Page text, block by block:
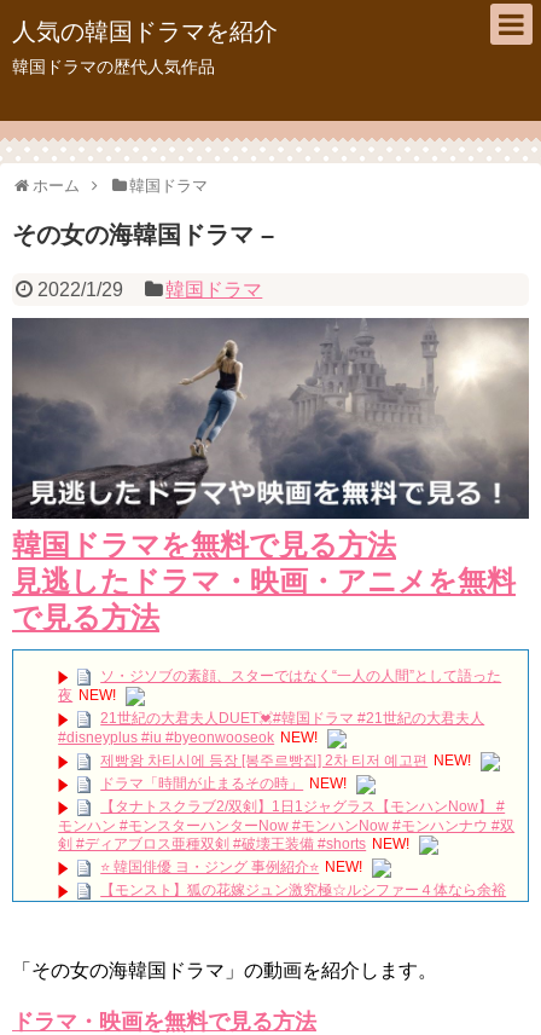
人気の韓国ドラマを紹介
韓国ドラマの歴代人気作品
ホーム 韓国ドラマ
その女の海韓国ドラマ –
2022/1/29 韓国ドラマ
韓国ドラマを無料で見る方法
見逃したドラマ・映画・アニメを無料
で見る方法
ソ・ジソブの素顔、スターではなく“一人の人間”として語った
夜 NEW!
21世紀の大君夫人DUET💓#韓国ドラマ #21世紀の大君夫人
#disneyplus #iu #byeonwooseok NEW!
제빵왕 차티시에 등장 [봉주르빵집] 2차 티저 예고편 NEW!
ドラマ「時間が止まるその時」
NEW!
【タナトスクラブ2/双剣】1日1ジャグラス【モンハンNow】 #
モンハン #モンスターハンターNow #モンハンNow #モンハンナウ #双
剣 #ディアブロス亜種双剣 #破壊王装備 #shorts NEW!
⭐️ 韓国俳優 ヨ・ジング 事例紹介⭐️ NEW!
【モンスト】狐の花嫁ジュン激究極☆ルシファー４体なら余裕
#shorts NEW!
推理的女王2_EP13_曖昧 NEW!
「その女の海韓国ドラマ」の動画を紹介します。
ドラマ・映画を無料で見る方法